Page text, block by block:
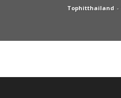
Tophitthailand -